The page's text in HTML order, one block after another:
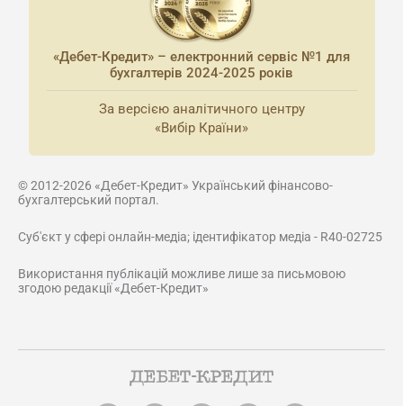
«Дебет-Кредит» – електронний сервіс №1 для
бухгалтерів 2024-2025 років
За версією аналітичного центру
«Вибір Країни»
© 2012-2026 «Дебет-Кредит» Український фінансово-
бухгалтерський портал.
Суб'єкт у сфері онлайн-медіа; ідентифікатор медіа - R40-02725
Використання публікацій можливе лише за письмовою
згодою редакції «Дебет-Кредит»